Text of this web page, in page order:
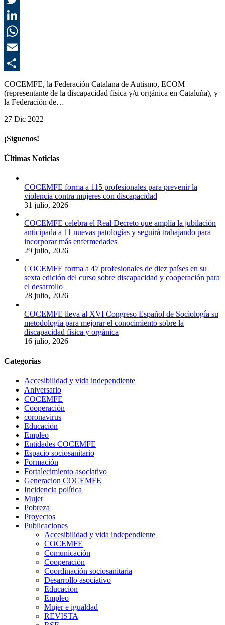
COCEMFE, la Federación Catalana de Autismo, ECOM
(representante de la discapacidad física y/u orgánica en Cataluña), y
la Federación de…
27 Dic 2022
¡Síguenos!
Últimas Noticias
COCEMFE forma a 115 profesionales para prevenir la
violencia contra mujeres con discapacidad
31 julio, 2026
COCEMFE celebra el Real Decreto que amplía la jubilación
anticipada a 11 nuevas patologías y seguirá trabajando para
incorporar más enfermedades
29 julio, 2026
COCEMFE forma a 47 profesionales de diez países en su
sexta edición del curso sobre discapacidad y cooperación para
el desarrollo
28 julio, 2026
COCEMFE lleva al XVI Congreso Español de Sociología su
metodología para mejorar el conocimiento sobre la
discapacidad física y orgánica
16 julio, 2026
Categorias
Accesibilidad y vida independiente
Aniversario
COCEMFE
Cooperación
coronavirus
Educación
Empleo
Entidades COCEMFE
Espacio sociosanitario
Formación
Fortalecimiento asociativo
Generacion COCEMFE
Incidencia política
Mujer
Pobreza
Proyectos
Publicaciones
Accesibilidad y vida independiente
COCEMFE
Comunicación
Cooperación
Coordinación sociosanitaria
Desarrollo asociativo
Educación
Empleo
Mujer e igualdad
REVISTA